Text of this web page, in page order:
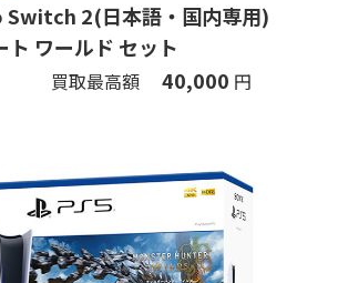
2(日本語・国内専用)
ト ワールド セット
買取最高額 40,000 円